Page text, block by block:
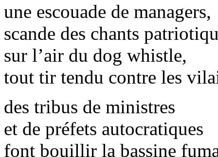
une escouade de managers,
scande des chants
sur l’air du dog whistle,
tout tir tendu contre les
des tribus de ministres
et de préfets autocratiques
font bouillir la bassine